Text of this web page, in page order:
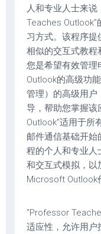
人和专业人士来
Teaches
习方式。该程序提
相似的交互式教程
您是希望有效管理
Outlook的高级功
管理）的高级用户
导，帮助您掌握该
Outlook”适用于所
邮件通信基础开
程的个人和专业人
和交互式模拟，以
Microsoft Outlook
“Professor
适应性，允许用户